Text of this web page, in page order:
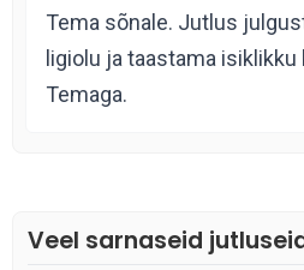
Tema sõnale. Jutlus
ligiolu ja taastama
Temaga.
Veel sarnaseid